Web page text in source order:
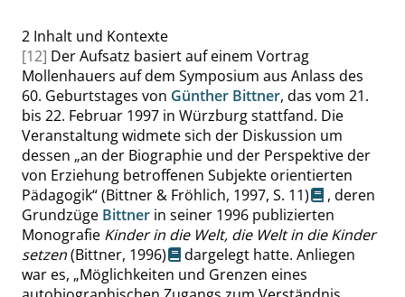
2 Inhalt und Kontexte
[12] Der Aufsatz basiert auf einem Vortrag
Mollenhauers auf dem Symposium aus Anlass des
60. Geburtstages von Günther Bittner, das vom 21.
bis 22. Februar 1997 in Würzburg stattfand. Die
Veranstaltung widmete sich der Diskussion um
dessen „an der Biographie und der Perspektive der
von Erziehung betroffenen Subjekte orientierten
Pädagogik“(Bittner & Fröhlich, 1997, S. 11)
, deren
Grundzüge Bittner in seiner 1996 publizierten
Monografie Kinder in die Welt, die Welt in die Kinder
setzen(Bittner, 1996)
dargelegt hatte. Anliegen
war es, „Möglichkeiten und Grenzen eines